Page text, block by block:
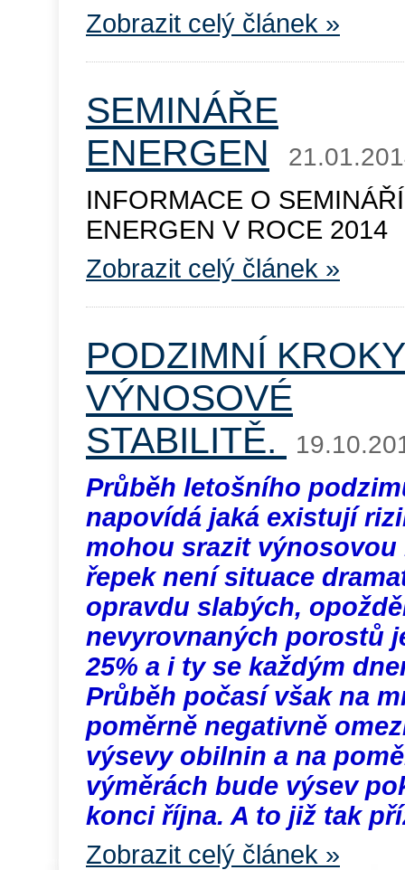
Zobrazit celý článek »
SEMINÁŘE
ENERGEN
INFORMACE O
ENERGEN V ROCE 2014
Zobrazit celý článek »
PODZIMNÍ
VÝNOSOVÉ
STABILITĚ.
Průběh letošního
napovídá jaká existují
mohou srazit
řepek není situace
opravdu slabých,
nevyrovnaných porostů
25% a i ty se každým
Průběh počasí však na
poměrně negativně
výsevy obilnin a na
výměrách bude výsev
konci října. A to již tak
Zobrazit celý článek »